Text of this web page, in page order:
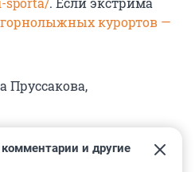
курортов —
Пруссакова,
и другие